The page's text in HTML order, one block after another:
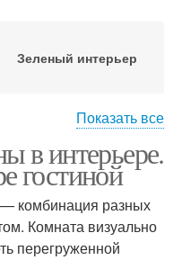
Зеленый интерьер
Стен в интерьере
Показать все
в интерьере.
гостиной
комбинация разных
Комната визуально
перегруженной